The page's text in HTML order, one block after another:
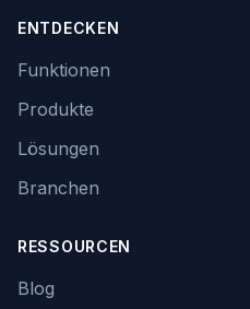
ENTDECKEN
Funktionen
Produkte
Lösungen
Branchen
RESSOURCEN
Blog